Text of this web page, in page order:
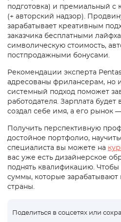
подготовка) и премиальный с
(+ авторский надзор).
зарабатывает креативным
заказчика бесплатными
символическую стоимость,
постпродажными бонусами.
Рекомендации эксперта
адресованы фрилансерам, но
системный подход поможет
работодателя. Зарплата
создал себе имя, а его рынок
Получить перспективную
достойное портфолио,
специалиста вы можете на
вас уже есть дизайнерское
поднять квалификацию.
суммы, которые
страны.
Поделиться в соцсетях или